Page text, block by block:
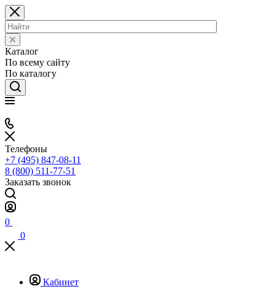
Каталог
По всему сайту
По каталогу
Телефоны
+7 (495) 847-08-11
8 (800) 511-77-51
Заказать звонок
0
0
Кабинет